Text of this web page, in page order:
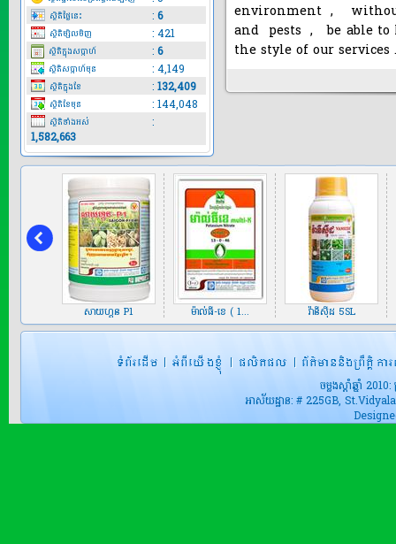
ដ្យាហ្វូស ...
Diaphos 10Hជាប្រភេទថ្នាំ
ឯកតា0
តម្លៃ:ឯកតា0
សិកសៃហ្គោន...
សិកសៃហ្គោន 10EC
(Secsaigon 10E...
តម្លៃ:ឯកតា0
សាប៉ែន អាល...
ស្ថិតិថ្ងៃនេះ :6
ស្ថិតិម្សិលមិញ :421
ស្ថិតិក្នុងសប្តាហ៍ :6
ស្ថិតិសប្តាហ៍មុន :4,149
ស្ថិតិក្នុងខែ :132,409
ស្ថិតិខែមុន :144,048
ស្ថិតិទាំងអស់ :
1,582,663
environment ,
and pests , be able
the style of our
សាយហ្គន P1 ម៉ាល់ធី-ខេ ​( 1... វ៉ានីស៊ីដ 5SL
ចម្លងស្តាំឆ្នាំ
អាស័យដ្ឋាន: # 225GB,